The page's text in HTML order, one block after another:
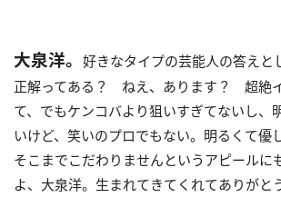
大泉洋。 好きなタイプの芸能人の答えと
正解ってある？ ねえ、あります？ 超絶
て、でもケンコバより狙いすぎてないし、
いけど、笑いのプロでもない。明るくて優
そこまでこだわりませんというアピールに
よ、大泉洋。生まれてきてくれてありがとう